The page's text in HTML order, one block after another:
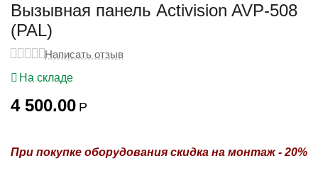
Вызывная панель Activision AVP-508
(PAL)
Написать отзыв
На складе
4 500.00 Р
При покупке оборудования скидка на монтаж - 20%